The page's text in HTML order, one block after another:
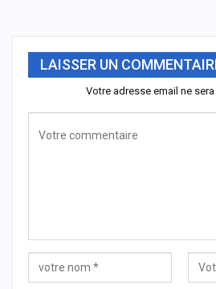
LAISSER UN
Votre adresse email ne